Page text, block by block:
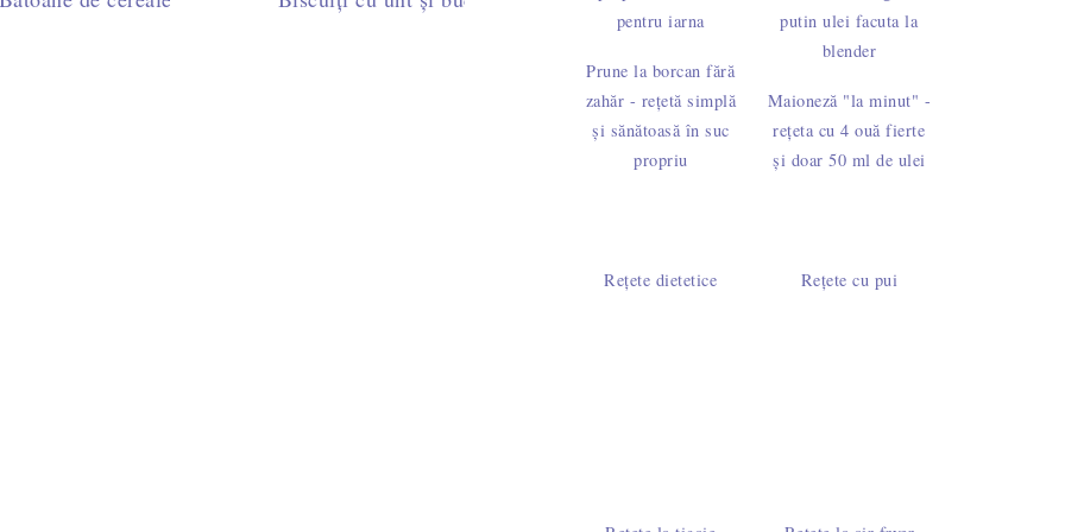
Prune la borcan fără
zahăr - rețetă simplă
și sănătoasă în suc
propriu
Maioneză "la minut" -
rețeta cu 4 ouă fierte
și doar 50 ml de ulei
Rețete dietetice Rețete cu pui